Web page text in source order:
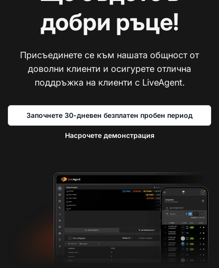
добри ръце!
Присъединете се към нашата общност от
доволни клиенти и осигурете отлична
поддръжка на клиенти с LiveAgent.
Започнете 30-дневен безплатен пробен период
Насрочете демонстрация